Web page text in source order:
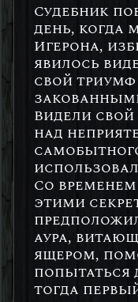
Судебник
день, когда
Игерона,
явилось
свой
Видели свой
над
Со
этими
аура,
ящером,
попытаться
тогда